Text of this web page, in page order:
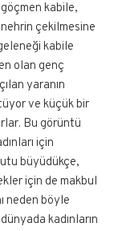
kabile,
çekilmesine
kabile
olan genç
yaranın
ve küçük bir
Bu görüntü
için
büyüdükçe,
için de makbul
neden böyle
kadınların